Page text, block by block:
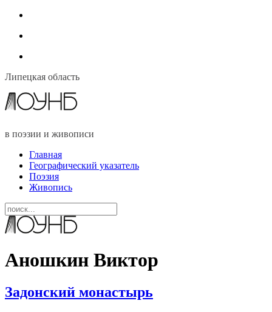
Липецкая область
в поэзии и живописи
Главная
Географический указатель
Поэзия
Живопись
Аношкин Виктор
Задонский монастырь